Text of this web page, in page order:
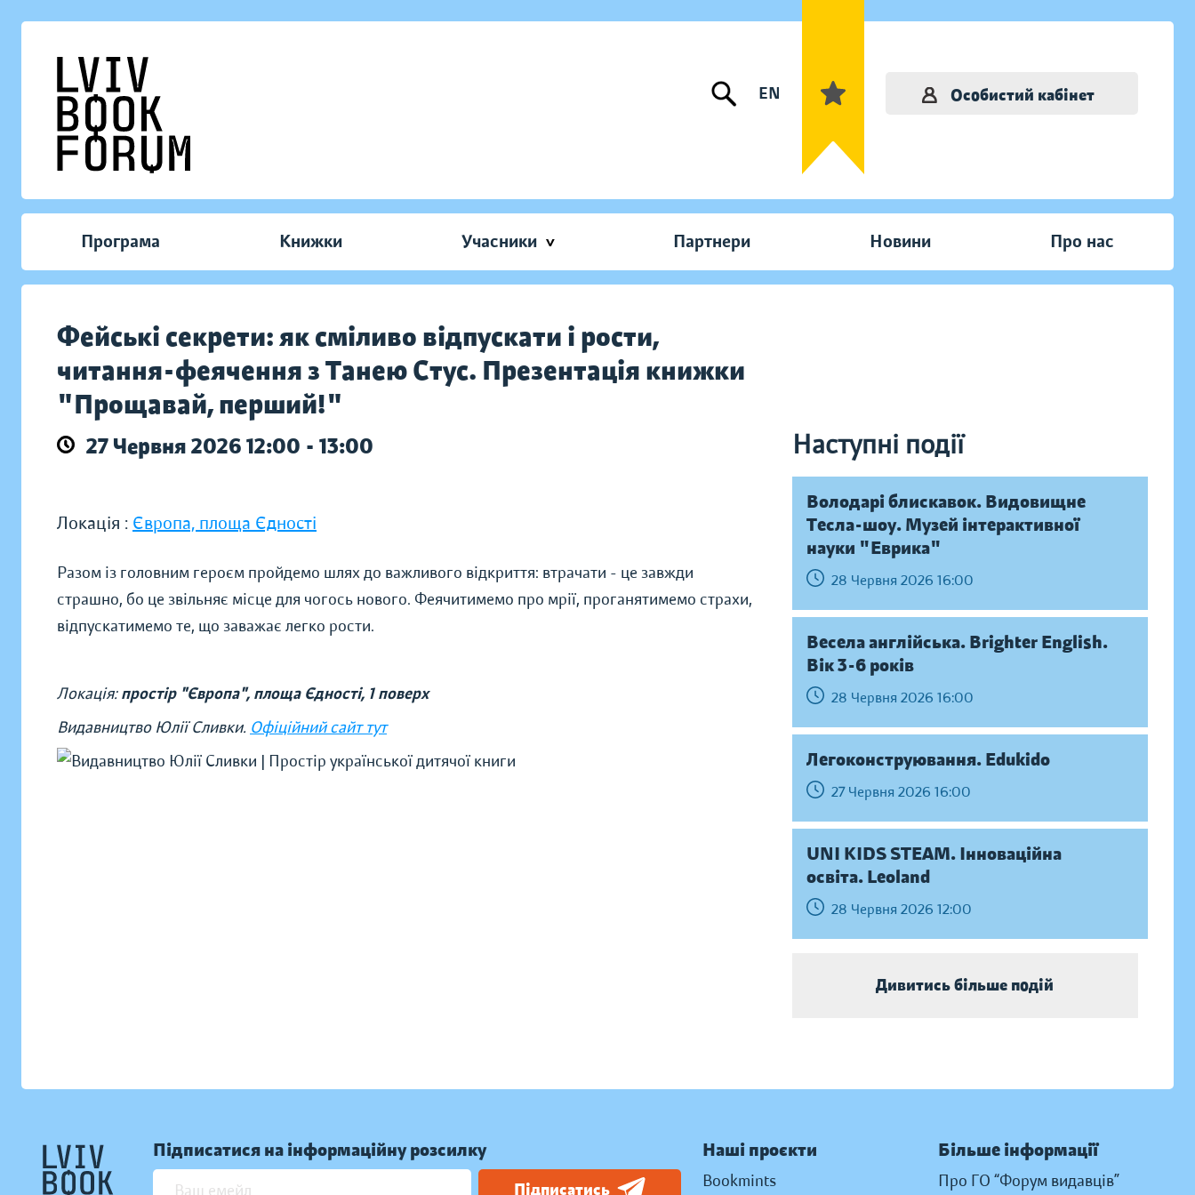
EN Особистий кабінет
Програма Книжки Учасники Партнери Новини Про нас
Фейські секрети: як сміливо відпускати і рости,
читання-феячення з Танею Стус. Презентація книжки
"Прощавай, перший!"
27 Червня 2026 12:00 - 13:00 Наступні події
Локація : Європа, площа Єдності
Разом із головним героєм пройдемо шлях до важливого відкриття: втрачати - це завжди
страшно, бо це звільняє місце для чогось нового. Феячитимемо про мрії, проганятимемо страхи,
відпускатимемо те, що заважає легко рости.
Локація:простір "Європа", площа Єдності, 1 поверх
Видавництво Юлії Сливки. Офіційний сайт тут
Володарі блискавок. Видовищне
Тесла-шоу. Музей інтерактивної
науки "Еврика"
28 Червня 2026 16:00
Весела англійська. Brighter English.
Вік 3-6 років
28 Червня 2026 16:00
Легоконструювання. Edukido
27 Червня 2026 16:00
UNI KIDS STEAM. Інноваційна
освіта. Leoland
28 Червня 2026 12:00
Дивитись більше подій
Підписатися на інформаційну розсилку
Підписатись
Наші проєкти
Bookmints
Більше інформації
Про ГО “Форум видавців”